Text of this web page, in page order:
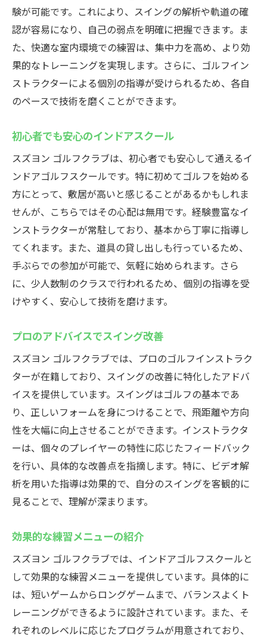
験が可能です。これにより、スイングの解析や軌道の確
認が容易になり、自己の弱点を明確に把握できます。ま
た、快適な室内環境での練習は、集中力を高め、より効
果的なトレーニングを実現します。さらに、ゴルフイン
ストラクターによる個別の指導が受けられるため、各自
のペースで技術を磨くことができます。
初心者でも安心のインドアスクール
スズヨン ゴルフクラブは、初心者でも安心して通えるイ
ンドアゴルフスクールです。特に初めてゴルフを始める
方にとって、敷居が高いと感じることがあるかもしれま
せんが、こちらではその心配は無用です。経験豊富なイ
ンストラクターが常駐しており、基本から丁寧に指導し
てくれます。また、道具の貸し出しも行っているため、
手ぶらでの参加が可能で、気軽に始められます。さら
に、少人数制のクラスで行われるため、個別の指導を受
けやすく、安心して技術を磨けます。
プロのアドバイスでスイング改善
スズヨン ゴルフクラブでは、プロのゴルフインストラク
ターが在籍しており、スイングの改善に特化したアドバ
イスを提供しています。スイングはゴルフの基本であ
り、正しいフォームを身につけることで、飛距離や方向
性を大幅に向上させることができます。インストラクタ
ーは、個々のプレイヤーの特性に応じたフィードバック
を行い、具体的な改善点を指摘します。特に、ビデオ解
析を用いた指導は効果的で、自分のスイングを客観的に
見ることで、理解が深まります。
効果的な練習メニューの紹介
スズヨン ゴルフクラブでは、インドアゴルフスクールと
して効果的な練習メニューを提供しています。具体的に
は、短いゲームからロングゲームまで、バランスよくト
レーニングができるように設計されています。また、そ
れぞれのレベルに応じたプログラムが用意されており、